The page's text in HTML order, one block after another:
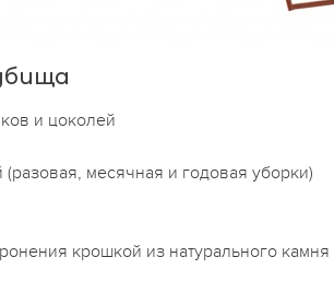
и цоколей
месячная и годовая уборки)
крошкой из натурального